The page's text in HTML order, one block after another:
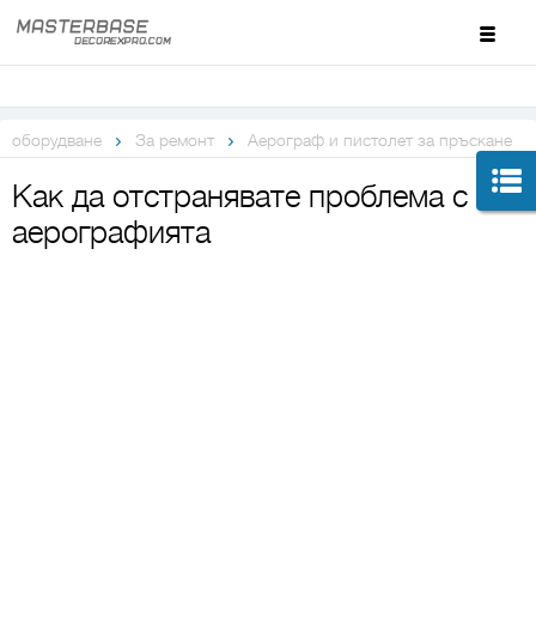
оборудване За ремонт Аерограф и пистолет за пръскане
Как да отстранявате проблема с
аерографията